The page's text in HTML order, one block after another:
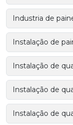
Industria de
Instalação de
Instalação de
Instalação de
Instalação de